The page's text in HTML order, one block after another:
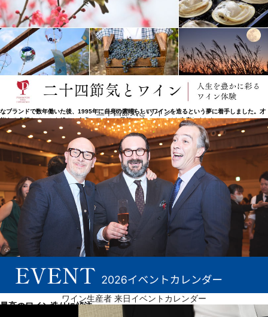
1879年、ロビン・ダニエル・レイルの曾祖父の兄弟であったグスタフ・ニーバウムが、イングルヌ
ック・ワイナリーを設立し、ナパ・ヴァレーでワイン醸造を開拓したときに、私たちの物語はスタ
ートしました。この地こそ、ロビンが育ち、先見の明のあった父のジョン・ダニエルJr.や彼の弟子
のロバート・モンダヴィを見て、貴重な洞察力を得た場所でした。ダニエルはナパ・ヴァレーが他
に負けないワインだと強く信じ、またナパ・ヴァレーのアペラシオンとヴィンテージをラベルに初
めて表示し、ナパへの献身を強めた人でした。 このレガシーを基盤に、ロビンの情熱と強い思い
は、ワインの各ボトルや彼女のコミュニティーへの関わりの中に反映されています。ロビンのイン
スピレーションは、家族の歴史と、ナパ・ヴァレーの大家の多くと協力した経験に依拠します。こ
の共同者にはドミナスのクリスチャン・ムエックス、ビル・ハーラン、ワインのアイコンであるロ
バート・モンダヴィを含みます。長い間師匠であったロバート・モンダヴィは、ロビンにオークシ
ョン・ナパ・ヴァレーの初開催の指揮を任せたり、ナパ・ヴァレーで最も代表的なワイナリーの一
つであるレガシーを発展させる、レイル・ヴィンヤーズの設立を促しました。 ロビンはナパの有名
なブランドで数年働いた後、1995年に自身の素晴らしいワインを造るという夢に着手しました。才
能ある多様なチームを組み、自身のワインの最初のヴィンテージを生産しました。
最高のワイン造りに傾注
二十四節気とワイン
ワイン生産者 来日イベントカレンダー